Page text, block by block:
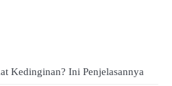
Kedinginan? Ini Penjelasannya